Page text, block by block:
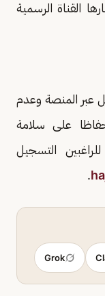
القناة الرسمية
عبر المنصة وعدم
على سلامة
التسجيل
.
Grok